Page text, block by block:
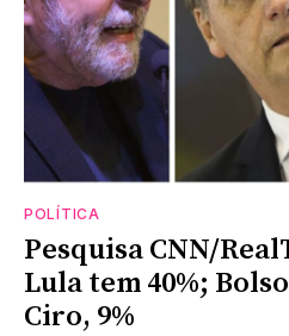
POLÍTICA
Pesquisa CNN/
Lula tem 40%;
Ciro, 9%